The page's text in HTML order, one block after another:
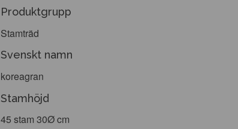
Produktgrupp
Stamträd
Svenskt namn
koreagran
Stamhöjd
45 stam 30Ø cm